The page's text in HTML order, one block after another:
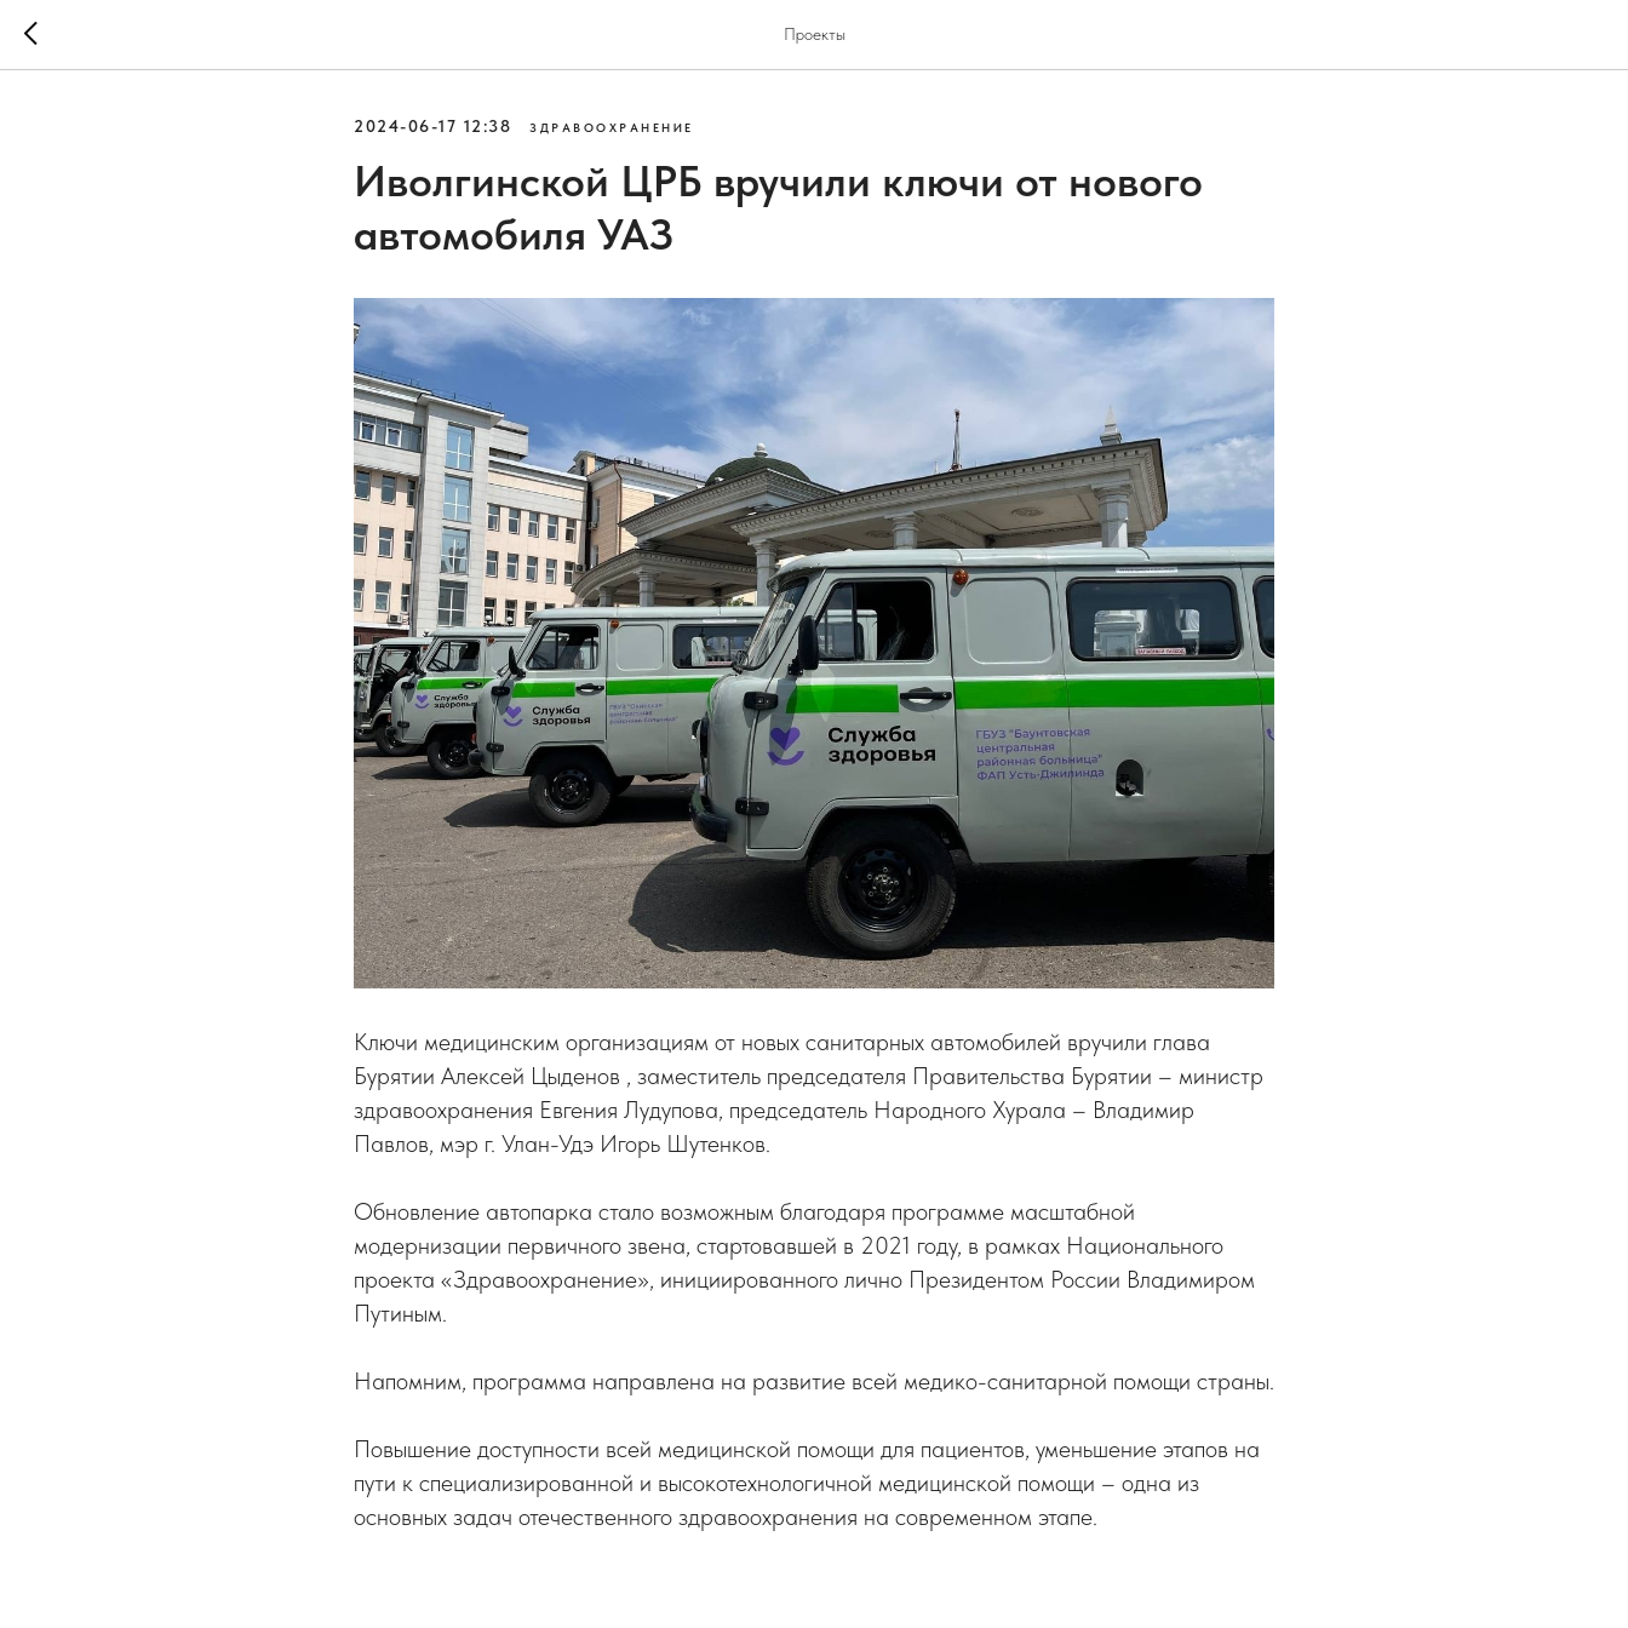
Проекты
2024-06-17 12:38 ЗДРАВООХРАНЕНИЕ
Иволгинской ЦРБ вручили ключи от нового
автомобиля УАЗ
Ключи медицинским организациям от новых санитарных автомобилей вручили глава
Бурятии Алексей Цыденов , заместитель председателя Правительства Бурятии – министр
здравоохранения Евгения Лудупова, председатель Народного Хурала – Владимир
Павлов, мэр г. Улан-Удэ Игорь Шутенков.
Обновление автопарка стало возможным благодаря программе масштабной
модернизации первичного звена, стартовавшей в 2021 году, в рамках Национального
проекта «Здравоохранение», инициированного лично Президентом России Владимиром
Путиным.
Напомним, программа направлена на развитие всей медико-санитарной помощи страны.
Повышение доступности всей медицинской помощи для пациентов, уменьшение этапов на
пути к специализированной и высокотехнологичной медицинской помощи – одна из
основных задач отечественного здравоохранения на современном этапе.